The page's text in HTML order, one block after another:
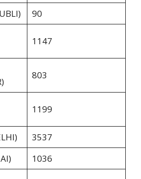
90
1147
803
1199
3537
1036